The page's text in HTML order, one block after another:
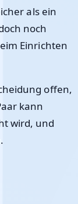
als ein
noch
Einrichten
offen,
kann
wird, und